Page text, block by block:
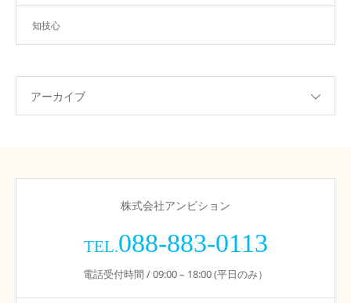
知技心
アーカイブ
株式会社アンビション
TEL.088-883-0113
電話受付時間 / 09:00 – 18:00 (平日のみ）